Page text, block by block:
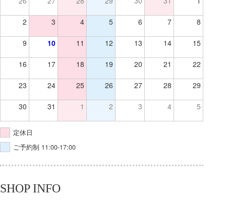
2 3 4 5 6 7 8
9 10 11 12 13 14 15
16 17 18 19 20 21 22
23 24 25 26 27 28 29
30 31 1 2 3 4 5
定休日
ご予約制 11:00-17:00
SHOP INFO